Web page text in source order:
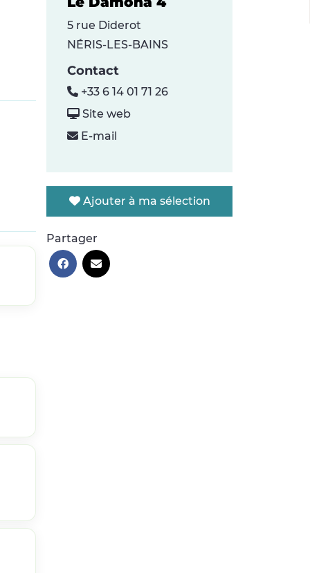
5 rue Diderot
NÉRIS-LES-BAINS
Contact
+33 6 14 01 71 26
Site web
E-mail
Ajouter à ma sélection
Partager